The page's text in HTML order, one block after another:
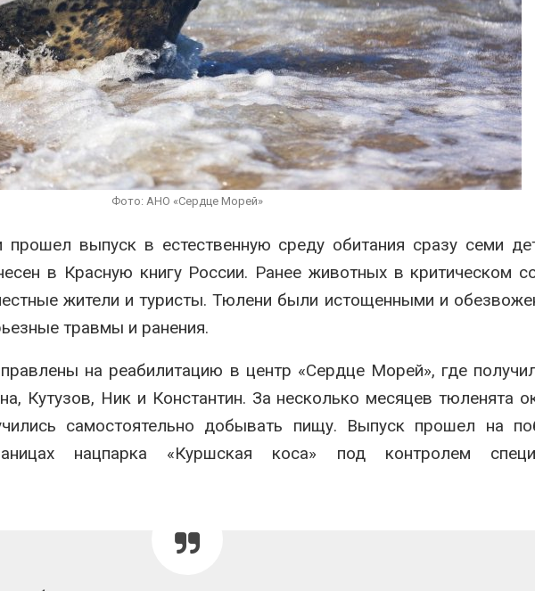
Фото: АНО «Сердце Морей»
прошел выпуск в естественную среду обитания сразу семи
в Красную книгу России. Ранее животных в критическом
жители и туристы. Тюлени были истощенными и
травмы и ранения.
на реабилитацию в центр «Сердце Морей», где
Кутузов, Ник и Константин. За несколько месяцев тюленята
самостоятельно добывать пищу. Выпуск прошел на
нацпарка «Куршская коса» под контролем
От спасения рек до
цифровых экотроп:
определены финалисты
Детского
экологического форума
Авг 4, 2026
Обратный разворот: Shell
продаёт европейские
ВИЭ-активы и усиливает
ставку на нефть и газ
Ливни и наводнения на
гибели 14 человек
Авг 4, 2026
оказались
климата»:
показало
экологических расчётов
Авг 5, 2026
Стартовал
на
премию
«Экопозитив-
Авг 5, 2026
перевод
Авг 5, 2026